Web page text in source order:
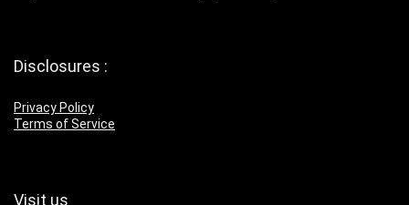
Disclosures :
Privacy Policy
Terms of Service
Visit us